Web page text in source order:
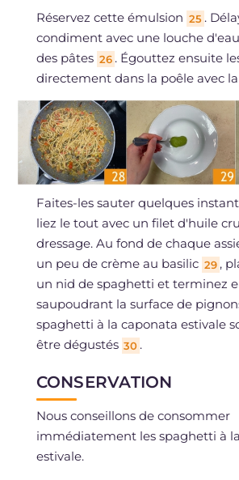
Réservez cette émulsion 25 .
condiment avec une louche
des pâtes 26 . Égouttez ensuite
directement dans la poêle avec
Faites-les sauter quelques
liez le tout avec un filet d'huile
dressage. Au fond de chaque
un peu de crème au basilic 29 ,
un nid de spaghetti et terminez
saupoudrant la surface de
spaghetti à la caponata estivale
être dégustés 30 .
CONSERVATION
Nous conseillons de consommer
immédiatement les spaghetti à
estivale.